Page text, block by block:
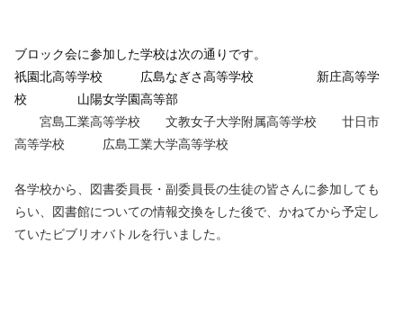
ブロック会に参加した学校は次の通りです。
祇園北高等学校 広島なぎさ高等学校 新庄高等学
校 山陽女学園高等部
宮島工業高等学校 文教女子大学附属高等学校 廿日市
高等学校 広島工業大学高等学校
各学校から、図書委員長・副委員長の生徒の皆さんに参加しても
らい、図書館についての情報交換をした後で、かねてから予定し
ていたビブリオバトルを行いました。